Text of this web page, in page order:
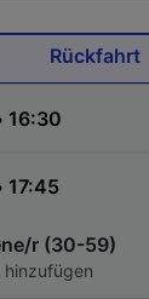
Rückfahrt
r (30-59)